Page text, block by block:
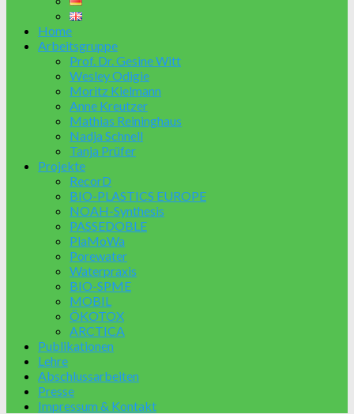
Home
Arbeitsgruppe
Prof. Dr. Gesine Witt
Wesley Odigie
Moritz Kielmann
Anne Kreutzer
Mathias Reininghaus
Nadja Schnell
Tanja Prüfer
Projekte
RecorD
BIO-PLASTICS EUROPE
NOAH-Synthesis
PASSEDOBLE
PlaMoWa
Porewater
Waterpraxis
BIO-SPME
MOBIL
ÖKOTOX
ARCTICA
Publikationen
Lehre
Abschlussarbeiten
Presse
Impressum & Kontakt